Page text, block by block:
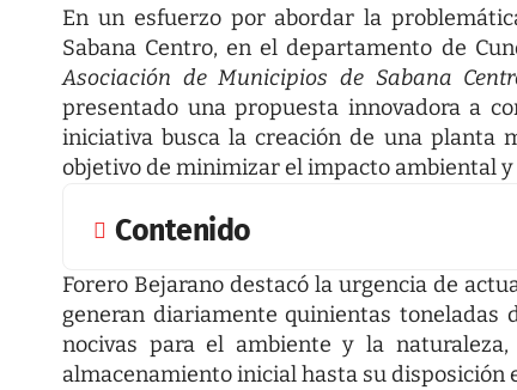
En un esfuerzo por abordar la
Sabana Centro, en el departamento de
Asociación de Municipios de Sabana
presentado una propuesta innovadora a
iniciativa busca la creación de una planta
objetivo de minimizar el impacto ambiental
Contenido
Forero Bejarano destacó la urgencia de
generan diariamente quinientas toneladas
nocivas para el ambiente y la
almacenamiento inicial hasta su disposición